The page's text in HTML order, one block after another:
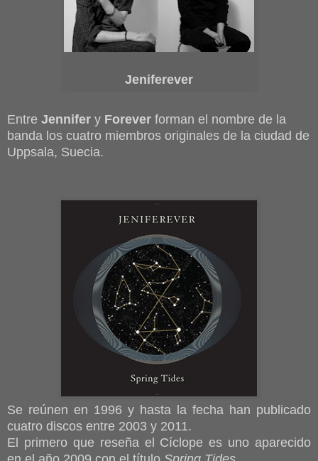
Jeniferever
Entre Jennifer y Forever forman el nombre de la
banda los cuatro miembros originales de la ciudad de
Uppsala, Suecia.
Se reúnen en 1996 y hasta la fecha han publicado
cuatro discos entre 2003 y 2011.
El primero que reseña el Cíclope es uno aparecido